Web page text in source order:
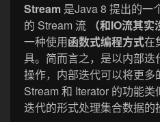
Stream 是Java 8 提出的一
的 Stream 流
（和IO流其实
一种使用函数式编程方式在
具。简而言之，是以内部
操作，内部迭代可以将更多
Stream 和 Iterator 的功能
迭代的形式处理集合数据的